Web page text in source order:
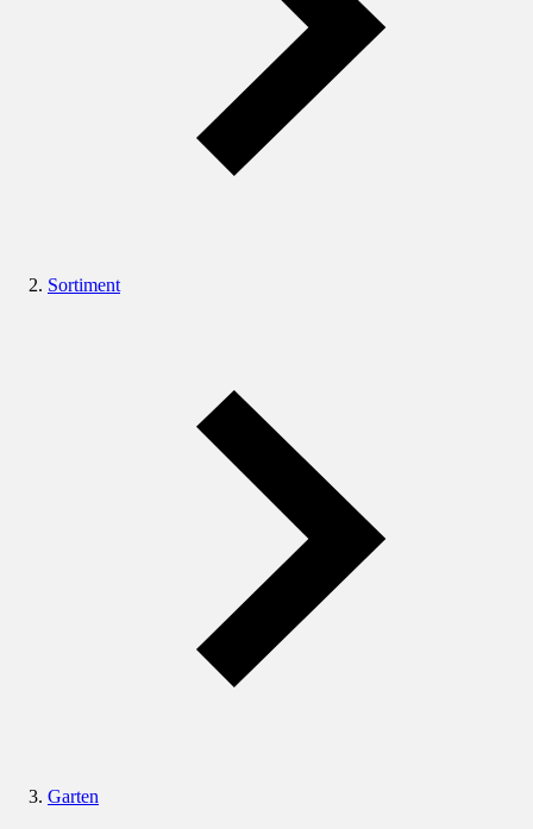
Sortiment
Garten